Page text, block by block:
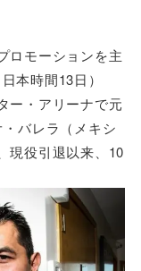
ロモーションを主
本時間13日）
ー・アリーナで元
バレラ（メキシ
現役引退以来、10